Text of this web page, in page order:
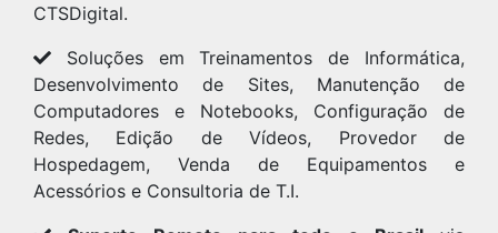
CTSDigital.
Soluções em Treinamentos de Informática,
Desenvolvimento de Sites, Manutenção de
Computadores e Notebooks, Configuração de
Redes, Edição de Vídeos, Provedor de
Hospedagem, Venda de Equipamentos e
Acessórios e Consultoria de T.I.